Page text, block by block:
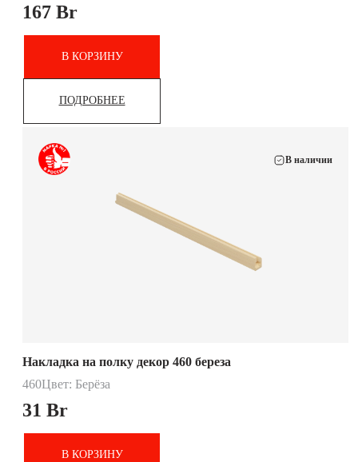
167 Br
В КОРЗИНУ
ПОДРОБНЕЕ
В наличии
Накладка на полку декор 460 береза
460Цвет: Берёза
31 Br
В КОРЗИНУ